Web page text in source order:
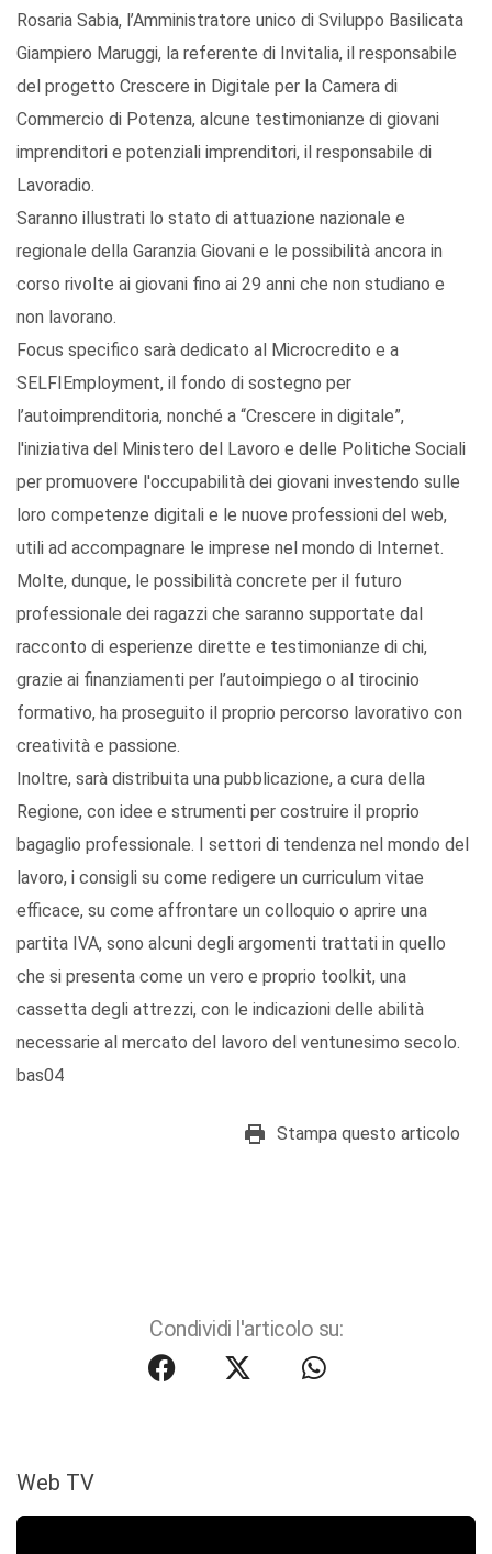
Rosaria Sabia, l’Amministratore unico di Sviluppo Basilicata
Giampiero Maruggi, la referente di Invitalia, il responsabile
del progetto Crescere in Digitale per la Camera di
Commercio di Potenza, alcune testimonianze di giovani
imprenditori e potenziali imprenditori, il responsabile di
Lavoradio.
Saranno illustrati lo stato di attuazione nazionale e
regionale della Garanzia Giovani e le possibilità ancora in
corso rivolte ai giovani fino ai 29 anni che non studiano e
non lavorano.
Focus specifico sarà dedicato al Microcredito e a
SELFIEmployment, il fondo di sostegno per
l’autoimprenditoria, nonché a “Crescere in digitale”,
l'iniziativa del Ministero del Lavoro e delle Politiche Sociali
per promuovere l'occupabilità dei giovani investendo sulle
loro competenze digitali e le nuove professioni del web,
utili ad accompagnare le imprese nel mondo di Internet.
Molte, dunque, le possibilità concrete per il futuro
professionale dei ragazzi che saranno supportate dal
racconto di esperienze dirette e testimonianze di chi,
grazie ai finanziamenti per l’autoimpiego o al tirocinio
formativo, ha proseguito il proprio percorso lavorativo con
creatività e passione.
Inoltre, sarà distribuita una pubblicazione, a cura della
Regione, con idee e strumenti per costruire il proprio
bagaglio professionale. I settori di tendenza nel mondo del
lavoro, i consigli su come redigere un curriculum vitae
efficace, su come affrontare un colloquio o aprire una
partita IVA, sono alcuni degli argomenti trattati in quello
che si presenta come un vero e proprio toolkit, una
cassetta degli attrezzi, con le indicazioni delle abilità
necessarie al mercato del lavoro del ventunesimo secolo.
bas04
Stampa questo articolo
Condividi l'articolo su:
Web TV